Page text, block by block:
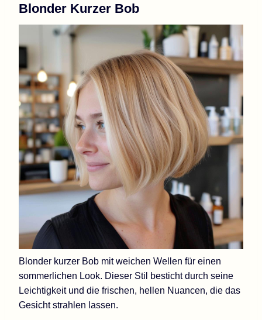
Blonder Kurzer Bob
Blonder kurzer Bob mit weichen Wellen für einen
sommerlichen Look. Dieser Stil besticht durch seine
Leichtigkeit und die frischen, hellen Nuancen, die das
Gesicht strahlen lassen.